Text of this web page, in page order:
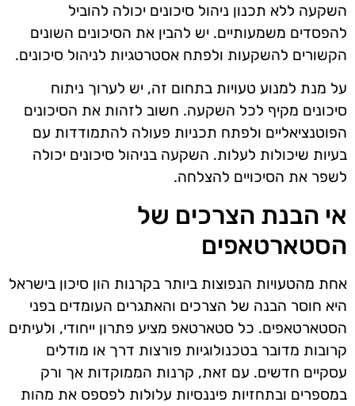
השקעה ללא תכנון ניהול סיכונים יכולה להוביל
להפסדים משמעותיים. יש להבין את הסיכונים השונים
הקשורים להשקעות ולפתח אסטרטגיות לניהול סיכונים.
על מנת למנוע טעויות בתחום זה, יש לערוך ניתוח
סיכונים מקיף לכל השקעה. חשוב לזהות את הסיכונים
הפוטנציאליים ולפתח תכניות פעולה להתמודדות עם
בעיות שיכולות לעלות. השקעה בניהול סיכונים יכולה
לשפר את הסיכויים להצלחה.
אי הבנת הצרכים של
הסטארטאפים
אחת מהטעויות הנפוצות ביותר בקרנות הון סיכון בישראל
היא חוסר הבנה של הצרכים והאתגרים העומדים בפני
הסטארטאפים. כל סטארטאפ מציע פתרון ייחודי, ולעיתים
קרובות מדובר בטכנולוגיות פורצות דרך או מודלים
עסקיים חדשים. עם זאת, קרנות הממוקדות אך ורק
במספרים ובתחזיות פיננסיות עלולות לפספס את מהות